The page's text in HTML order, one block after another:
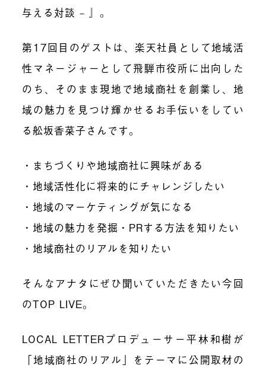
与える対談 – 』。
第17回目のゲストは、楽天社員として地域活
性マネージャーとして飛騨市役所に出向した
のち、そのまま現地で地域商社を創業し、地
域の魅力を見つけ輝かせるお手伝いをしてい
る舩坂香菜子さんです。
・まちづくりや地域商社に興味がある
・地域活性化に将来的にチャレンジしたい
・地域のマーケティングが気になる
・地域の魅力を発掘・PRする方法を知りたい
・地域商社のリアルを知りたい
そんなアナタにぜひ聞いていただきたい今回
のTOP LIVE。
LOCAL LETTERプロデューサー平林和樹が
「地域商社のリアル 」をテーマに公開取材の